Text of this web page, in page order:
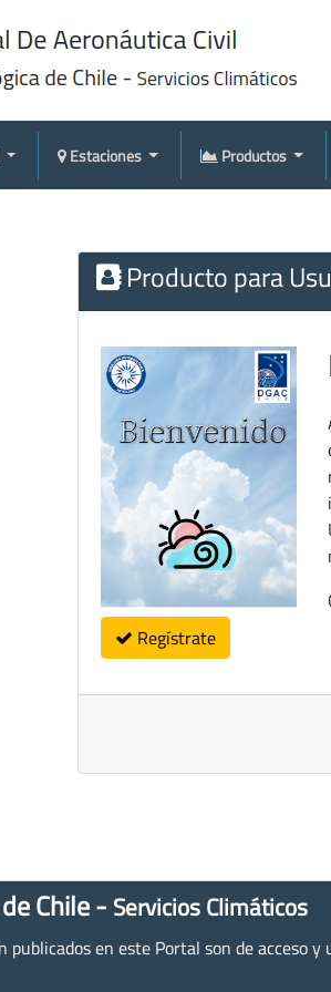
Estaciones Productos
Producto para
Regístrate
Chile - Servicios Climáticos
publicados en este Portal son de acceso